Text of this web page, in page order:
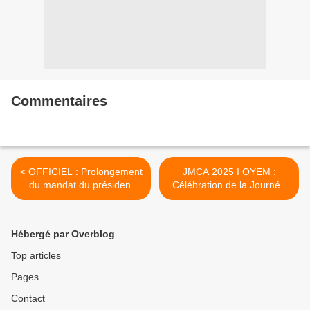
Commentaires
< OFFICIEL : Prolongement
du mandat du président
exécutif
JMCA 2025 I OYEM :
Célébration de la Journée
mondiale de la culture
Hébergé par Overblog
Top articles
Pages
Contact